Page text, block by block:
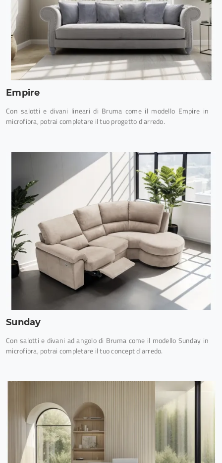
Empire
Con salotti e divani lineari di Bruma come il modello Empire in
microfibra, potrai completare il tuo progetto d'arredo.
Sunday
Con salotti e divani ad angolo di Bruma come il modello Sunday in
microfibra, potrai completare il tuo concept d'arredo.